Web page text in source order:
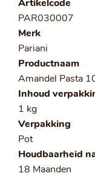
Artikelcode
PAR030007
Merk
Pariani
Productnaam
Amandel Pasta
Inhoud
1 kg
Verpakking
Pot
Houdbaarheid
18 Maanden